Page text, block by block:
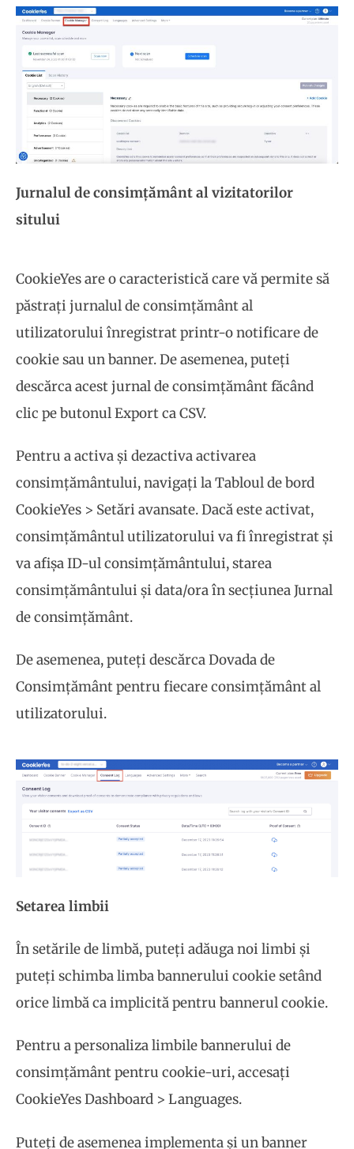
Jurnalul de consimțământ al vizitatorilor
sitului
CookieYes are o caracteristică care vă permite să
păstrați jurnalul de consimțământ al
utilizatorului înregistrat printr-o notificare de
cookie sau un banner. De asemenea, puteți
descărca acest jurnal de consimțământ făcând
clic pe butonul Export ca CSV.
Pentru a activa și dezactiva activarea
consimțământului, navigați la Tabloul de bord
CookieYes > Setări avansate. Dacă este activat,
consimțământul utilizatorului va fi înregistrat și
va afișa ID-ul consimțământului, starea
consimțământului și data/ora în secțiunea Jurnal
de consimțământ.
De asemenea, puteți descărca Dovada de
Consimțământ pentru fiecare consimțământ al
utilizatorului.
Setarea limbii
În setările de limbă, puteți adăuga noi limbi și
puteți schimba limba bannerului cookie setând
orice limbă ca implicită pentru bannerul cookie.
Pentru a personaliza limbile bannerului de
consimțământ pentru cookie-uri, accesați
CookieYes Dashboard > Languages.
Puteți de asemenea implementa și un banner